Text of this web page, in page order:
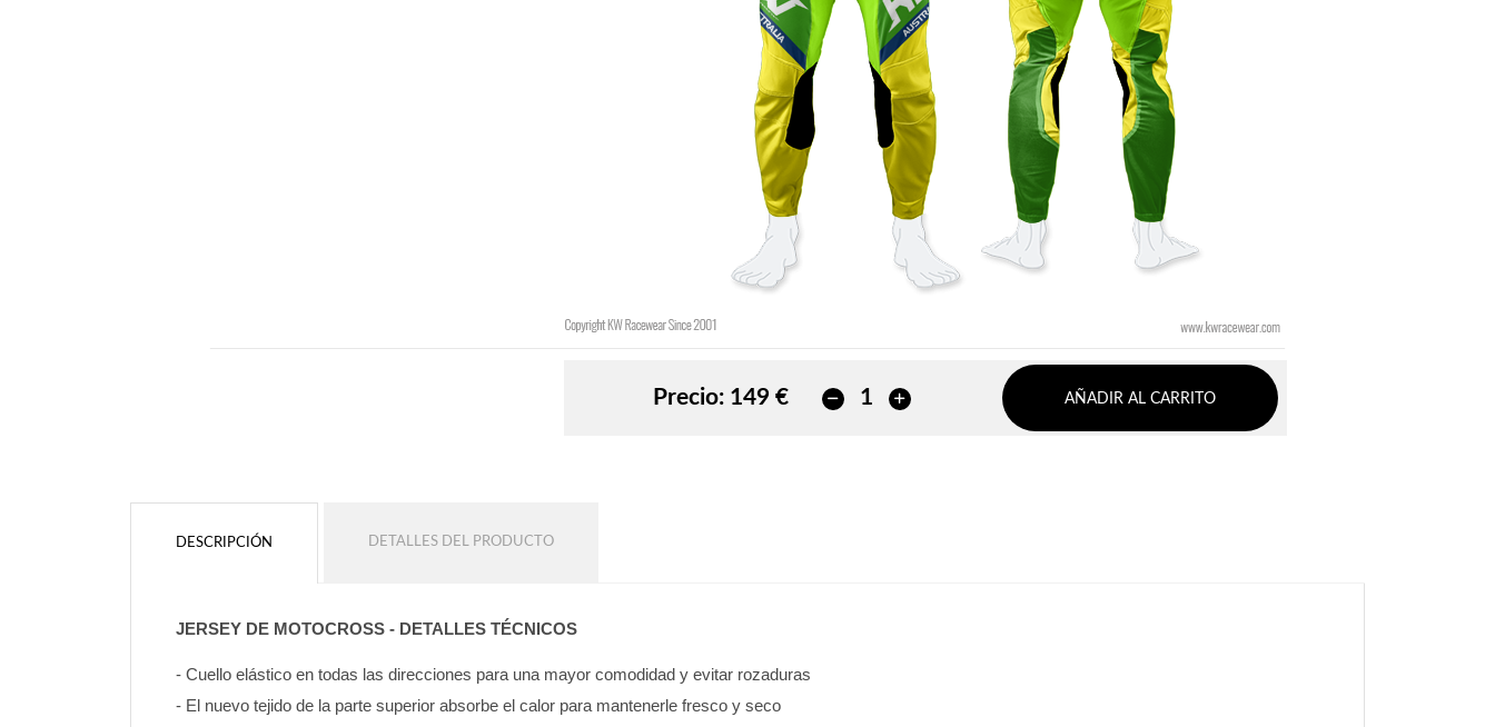
Precio: 149 € AÑADIR AL CARRITO
DESCRIPCIÓN DETALLES DEL PRODUCTO
JERSEY DE MOTOCROSS - DETALLES TÉCNICOS
- Cuello elástico en todas las direcciones para una mayor comodidad y evitar rozaduras
- El nuevo tejido de la parte superior absorbe el calor para mantenerle fresco y seco